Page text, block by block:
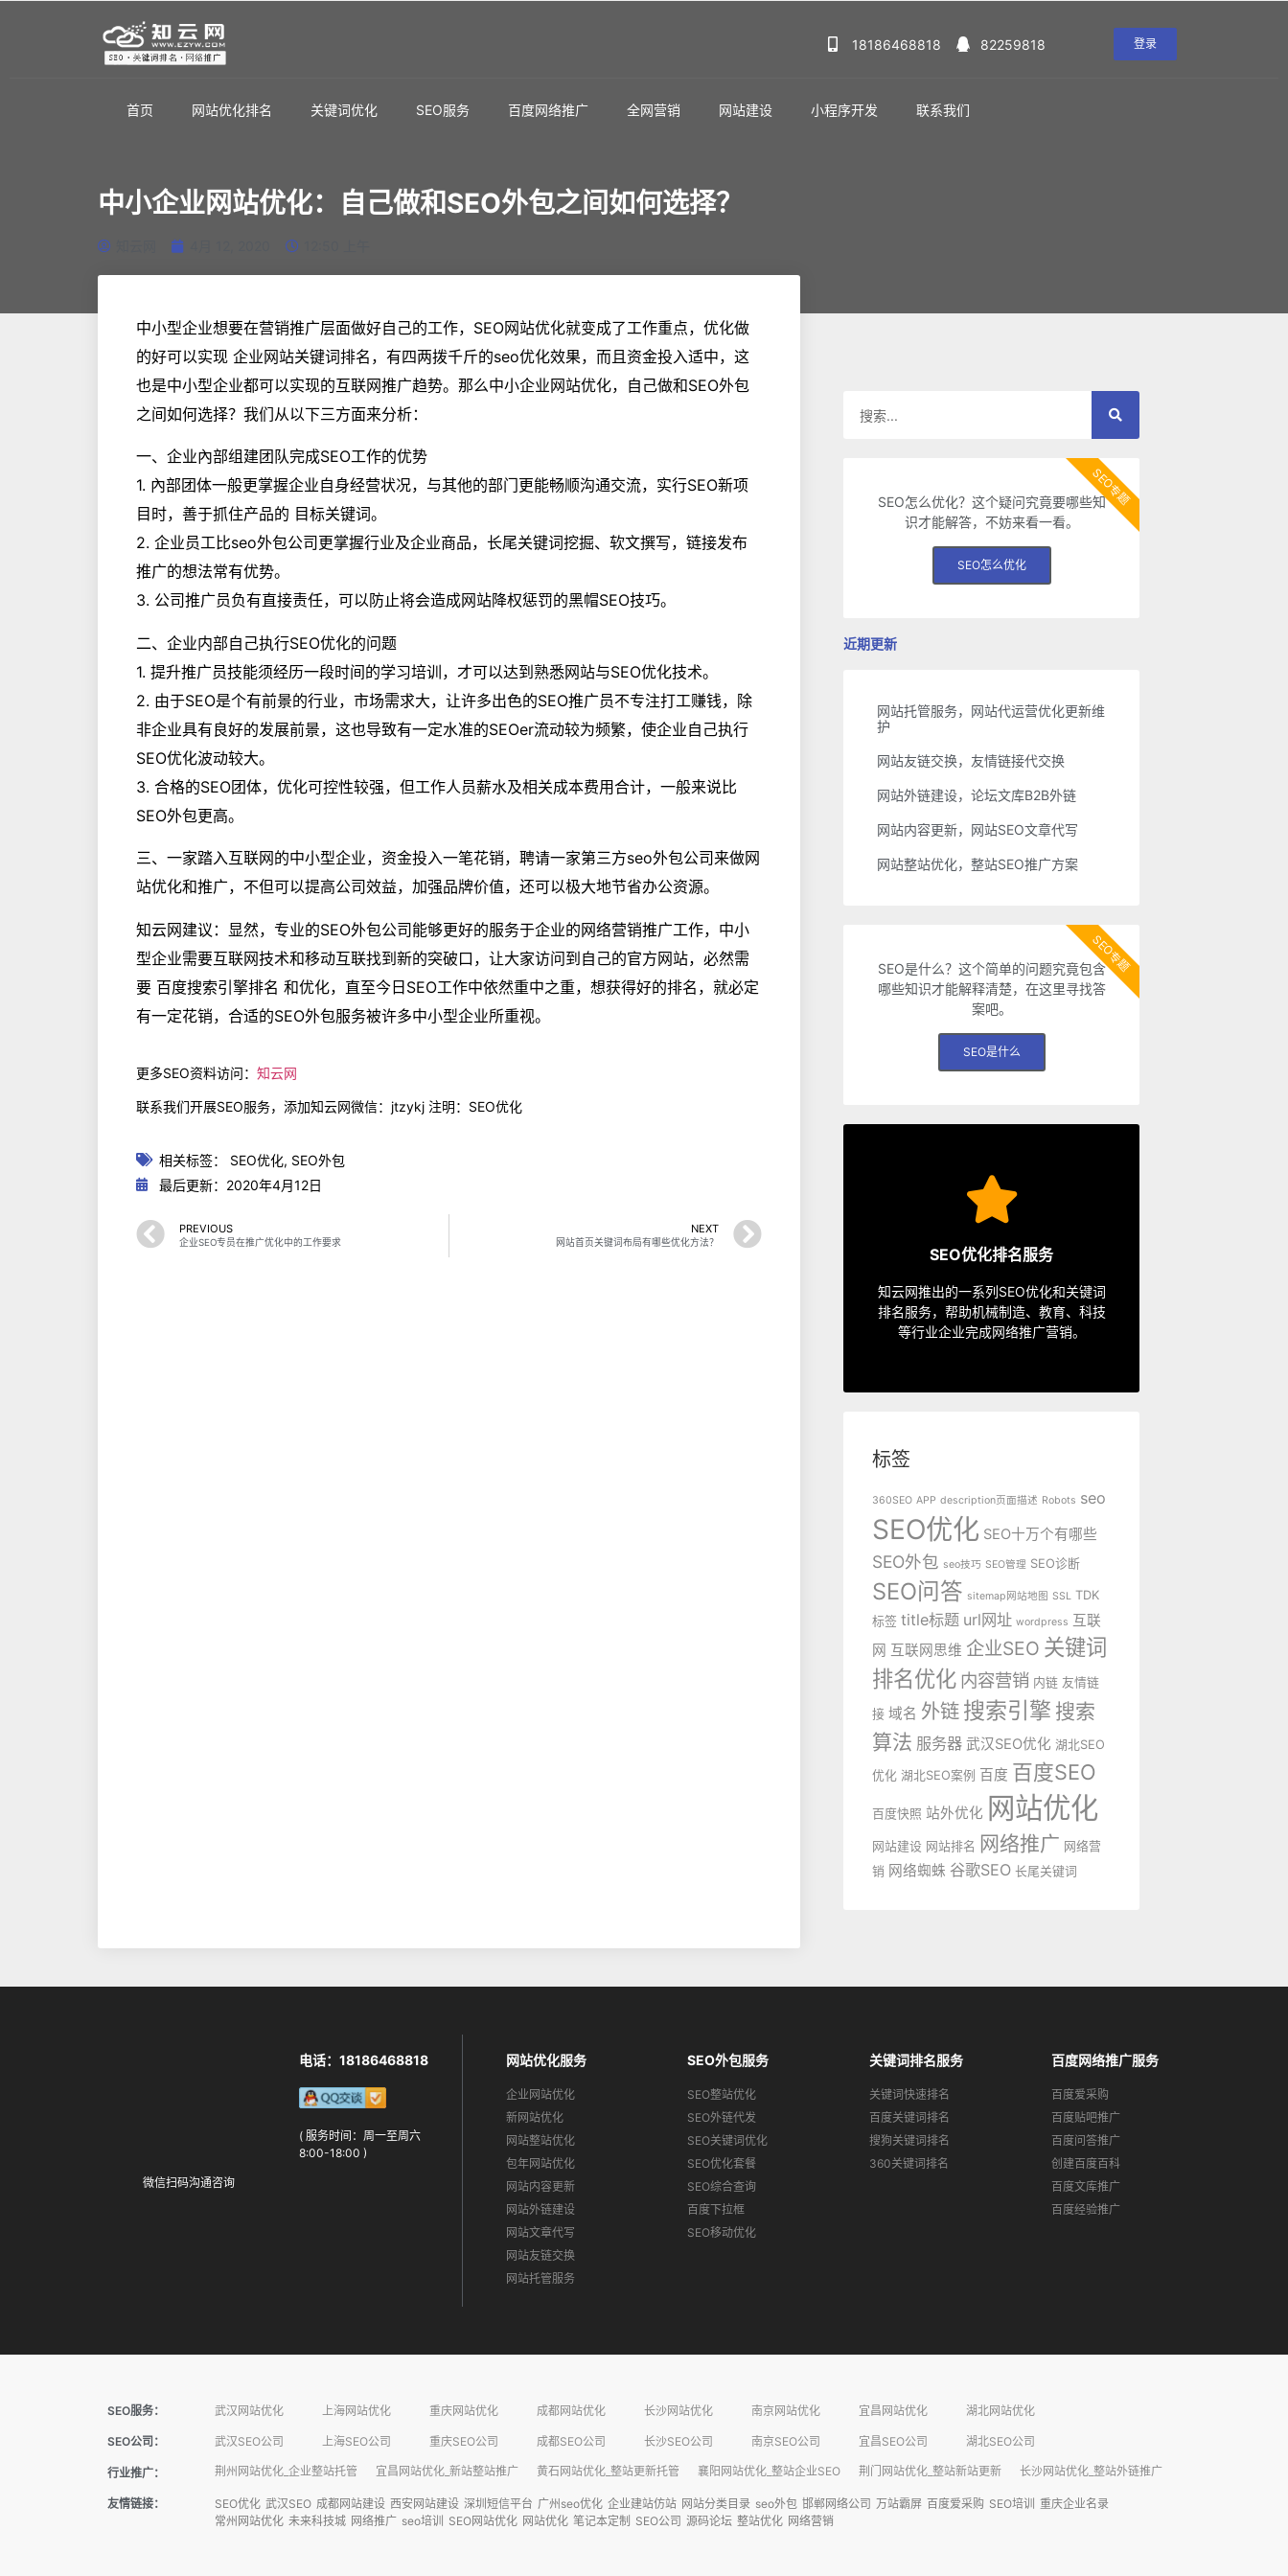
18186468818 82259818 登录
首页 网站优化排名 关键词优化 SEO服务 百度网络推广 全网营销 网站建设 小程序开发 联系我们
中小企业网站优化：自己做和SEO外包之间如何选择？
中小型企业想要在营销推广层面做好自己的工作，SEO网站优化就变成了工作重点，优化做
的好可以实现 企业网站关键词排名，有四两拨千斤的seo优化效果，而且资金投入适中，这
也是中小型企业都可以实现的互联网推广趋势。那么中小企业网站优化，自己做和SEO外包
之间如何选择？我们从以下三方面来分析：
一、企业內部组建团队完成SEO工作的优势
1. 內部团体一般更掌握企业自身经营状况，与其他的部门更能畅顺沟通交流，实行SEO新项
目时，善于抓住产品的 目标关键词。
2. 企业员工比seo外包公司更掌握行业及企业商品，长尾关键词挖掘、软文撰写，链接发布
推广的想法常有优势。
3. 公司推广员负有直接责任，可以防止将会造成网站降权惩罚的黑帽SEO技巧。
二、企业内部自己执行SEO优化的问题
1. 提升推广员技能须经历一段时间的学习培训，才可以达到熟悉网站与SEO优化技术。
2. 由于SEO是个有前景的行业，市场需求大，让许多出色的SEO推广员不专注打工赚钱，除
非企业具有良好的发展前景，这也导致有一定水准的SEOer流动较为频繁，使企业自己执行
SEO优化波动较大。
3. 合格的SEO团体，优化可控性较强，但工作人员薪水及相关成本费用合计，一般来说比
SEO外包更高。
三、一家踏入互联网的中小型企业，资金投入一笔花销，聘请一家第三方seo外包公司来做网
站优化和推广，不但可以提高公司效益，加强品牌价值，还可以极大地节省办公资源。
知云网建议：显然，专业的SEO外包公司能够更好的服务于企业的网络营销推广工作，中小
型企业需要互联网技术和移动互联找到新的突破口，让大家访问到自己的官方网站，必然需
要 百度搜索引擎排名 和优化，直至今日SEO工作中依然重中之重，想获得好的排名，就必定
有一定花销，合适的SEO外包服务被许多中小型企业所重视。
更多SEO资料访问： 知云网
联系我们开展SEO服务，添加知云网微信：jtzykj 注明：SEO优化
相关标签： SEO优化, SEO外包
最后更新：2020年4月12日
PREVIOUS
企业SEO专员在推广优化中的工作要求
NEXT
网站首页关键词布局有哪些优化方法？
SEO怎么优化？这个疑问究竟要哪些知
识才能解答，不妨来看一看。
SEO怎么优化
SEO专题
近期更新
网站托管服务，网站代运营优化更新维
护
网站友链交换，友情链接代交换
网站外链建设，论坛文库B2B外链
网站内容更新，网站SEO文章代写
网站整站优化，整站SEO推广方案
SEO是什么？这个简单的问题究竟包含
哪些知识才能解释清楚，在这里寻找答
案吧。
SEO是什么
SEO专题
SEO优化排名服务
知云网推出的一系列SEO优化和关键词
排名服务，帮助机械制造、教育、科技
等行业企业完成网络推广营销。
SEO服务中心
指定关键词优化、整站优化、SEO套
从容应对各种优化需求。
SEO服务
标签
360SEO APP description页面描述 Robots seo
SEO优化 SEO十万个有哪些
SEO外包 seo技巧 SEO管理 SEO诊断
SEO问答 sitemap网站地图 SSL TDK
标签 title标题 url网址 wordpress 互联
网 互联网思维 企业SEO 关键词
排名优化 内容营销 内链 友情链
接 域名 外链 搜索引擎 搜索
算法 服务器 武汉SEO优化 湖北SEO
优化 湖北SEO案例 百度 百度SEO
百度快照 站外优化 网站优化
网站建设 网站排名 网络推广 网络营
销 网络蜘蛛 谷歌SEO 长尾关键词
微信扫码沟通咨询
电话：18186468818
( 服务时间：周一至周六
8:00-18:00 )
网站优化服务
企业网站优化
新网站优化
网站整站优化
包年网站优化
网站内容更新
网站外链建设
网站文章代写
网站友链交换
网站托管服务
SEO外包服务
SEO整站优化
SEO外链代发
SEO关键词优化
SEO优化套餐
SEO综合查询
百度下拉框
SEO移动优化
关键词排名服务
关键词快速排名
百度关键词排名
搜狗关键词排名
360关键词排名
百度网络推广服务
百度爱采购
百度贴吧推广
百度问答推广
创建百度百科
百度文库推广
百度经验推广
SEO服务： 武汉网站优化 上海网站优化 重庆网站优化 成都网站优化 长沙网站优化 南京网站优化 宜昌网站优化 湖北网站优化
SEO公司： 武汉SEO公司 上海SEO公司 重庆SEO公司 成都SEO公司 长沙SEO公司 南京SEO公司 宜昌SEO公司 湖北SEO公司
行业推广： 荆州网站优化_企业整站托管 宜昌网站优化_新站整站推广​ 黄石网站优化_整站更新托管​ 襄阳网站优化_整站企业SEO​ 荆门网站优化_整站新站更新 长沙网站优化_整站外链推广​
友情链接： SEO优化 武汉SEO 成都网站建设 西安网站建设 深圳短信平台 广州seo优化 企业建站仿站 网站分类目录 seo外包 邯郸网络公司 万站霸屏 百度爱采购 SEO培训 重庆企业名录
常州网站优化 未来科技城 网络推广 seo培训 SEO网站优化 网站优化 笔记本定制 SEO公司 源码论坛 整站优化 网络营销